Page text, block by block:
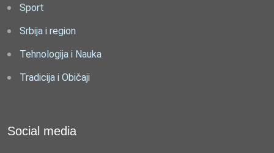
Sport
Srbija i region
Tehnologija i Nauka
Tradicija i Običaji
Social media